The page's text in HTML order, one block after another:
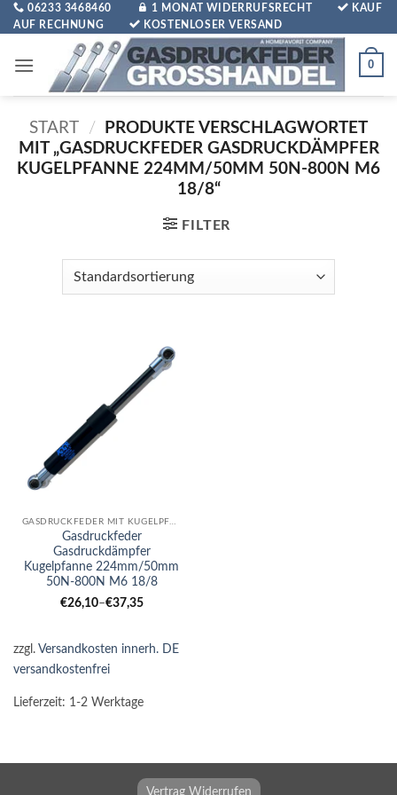
Zum
Inhalt
06233 3468460 1 MONAT WIDERRUFSRECHT
KAUF
AUF RECHNUNG
KOSTENLOSER VERSAND
0
START /
PRODUKTE VERSCHLAGWORTET
MIT „GASDRUCKFEDER GASDRUCKDÄMPFER
KUGELPFANNE 224MM/50MM 50N-800N M6
18/8“
FILTER
GASDRUCKFEDER MIT KUGELPFANNE
Gasdruckfeder
Gasdruckdämpfer
Kugelpfanne 224mm/50mm
50N-800N M6 18/8
€26,10–€37,35
zzgl. Versandkosten innerh. DE
versandkostenfrei
Lieferzeit: 1-2 Werktage
Vertrag Widerrufen